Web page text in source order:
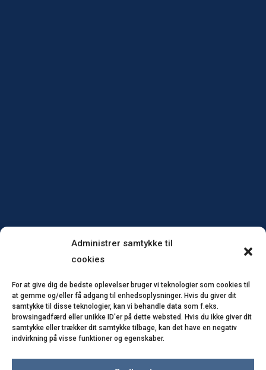
Administrer samtykke til
cookies
For at give dig de bedste oplevelser bruger vi teknologier som cookies til
at gemme og/eller få adgang til enhedsoplysninger. Hvis du giver dit
samtykke til disse teknologier, kan vi behandle data som f.eks.
browsingadfærd eller unikke ID'er på dette websted. Hvis du ikke giver dit
samtykke eller trækker dit samtykke tilbage, kan det have en negativ
indvirkning på visse funktioner og egenskaber.